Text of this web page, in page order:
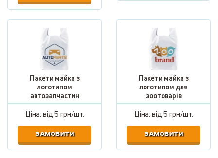
Пакети майка з
логотипом
автозапчастин
Ціна: від5 грн/шт.
ЗАМОВИТИ
Пакети майка з
логотипом для
зоотоварів
Ціна: від5 грн/шт.
ЗАМОВИТИ